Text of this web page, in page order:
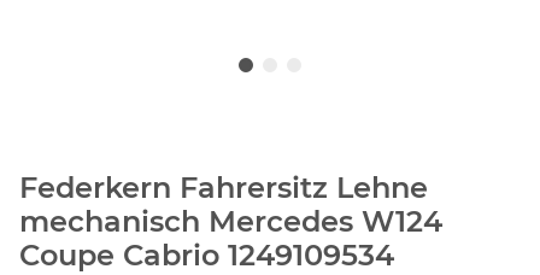
Federkern Fahrersitz Lehne
mechanisch Mercedes W124
Coupe Cabrio 1249109534